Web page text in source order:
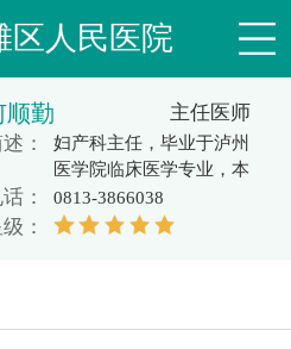
区人民医院
顺勤
主任医师
：
妇产科主任，毕业于泸州
医学院临床医学专业，本
科，从事妇产科工作30
余年，曾在自贡市第一人
腹式子宫全切术、子宫肌
： 0813-3866038
：